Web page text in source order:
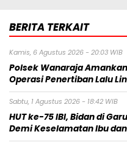
BERITA TERKAIT
Kamis, 6 Agustus 2026 - 20:03 WIB
Polsek Wanaraja
Operasi Penertiban Lalu
Sabtu, 1 Agustus 2026 - 18:42 WIB
HUT ke-75 IBI, Bidan di
Demi Keselamatan Ibu